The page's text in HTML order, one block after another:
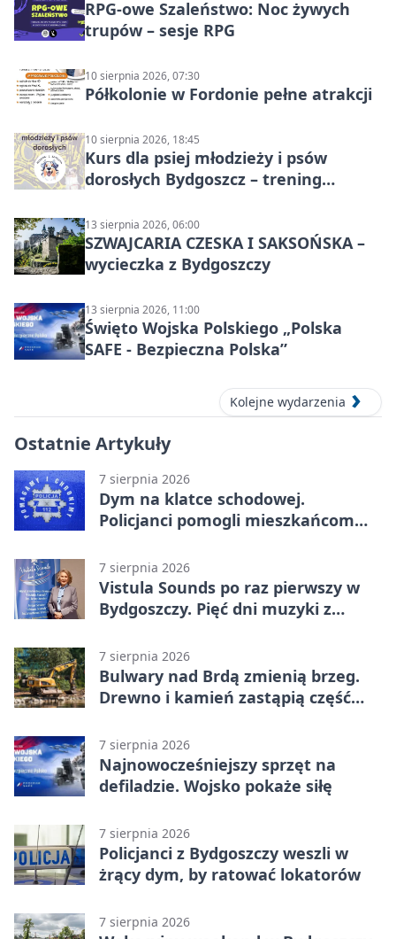
RPG-owe Szaleństwo: Noc żywych
trupów – sesje RPG
10 sierpnia 2026, 07:30
Półkolonie w Fordonie pełne atrakcji
10 sierpnia 2026, 18:45
Kurs dla psiej młodzieży i psów
dorosłych Bydgoszcz – trening
13 sierpnia 2026, 06:00
SZWAJCARIA CZESKA I SAKSOŃSKA –
wycieczka z Bydgoszczy
13 sierpnia 2026, 11:00
Święto Wojska Polskiego „Polska
SAFE - Bezpieczna Polska”
Kolejne wydarzenia
Ostatnie Artykuły
7 sierpnia 2026
Dym na klatce schodowej.
Policjanci pomogli mieszkańcom
7 sierpnia 2026
Vistula Sounds po raz pierwszy w
Bydgoszczy. Pięć dni muzyki z
7 sierpnia 2026
Bulwary nad Brdą zmienią brzeg.
Drewno i kamień zastąpią część
7 sierpnia 2026
Najnowocześniejszy sprzęt na
defiladzie. Wojsko pokaże siłę
7 sierpnia 2026
Policjanci z Bydgoszczy weszli w
żrący dym, by ratować lokatorów
7 sierpnia 2026